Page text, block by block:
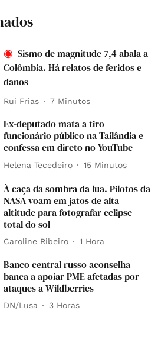
Sismo de magnitude 7,4 abala a
Colômbia. Há relatos de feridos e
danos
Rui Frias 7 Minutos
Ex-deputado mata a tiro
funcionário público na Tailândia e
confessa em direto no YouTube
Helena Tecedeiro 15 Minutos
À caça da sombra da lua. Pilotos da
NASA voam em jatos de alta
altitude para fotografar eclipse
total do sol
Caroline Ribeiro 1 Hora
Banco central russo aconselha
banca a apoiar PME afetadas por
ataques a Wildberries
DN/Lusa 3 Horas